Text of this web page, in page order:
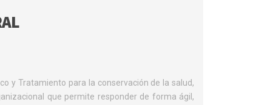
y Tratamiento para la conservación de la salud,
que permite responder de forma ágil,